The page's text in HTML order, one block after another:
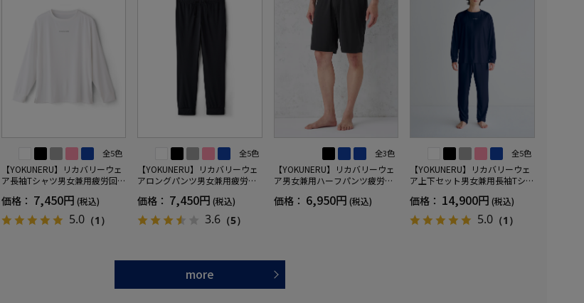
全5色
【YOKUNERU】リカバリーウェ
ア長袖Tシャツ男女兼用疲労回復
(R)【一般医療機器】SS～LLサイ
ズ
価格： 7,450円 (税込)
5.0（1）
全5色
【YOKUNERU】リカバリーウェ
アロングパンツ男女兼用疲労回
IX(R)【一般医療機器】SS～LLサ
イズ
価格： 7,450円 (税込)
3.6 （5）
全3色
【YOKUNERU】リカバリーウェ
ア男女兼用ハーフパンツ疲労回
IX(R)【一般医療機器】SS～LLサ
価格： 6,950円 (税込)
全5色
【YOKUNERU】リカバリーウェ
ア上下セット男女兼用長袖Tシャ
進遠赤外線快眠NANOMIX(R)【一
般医療機器】SS～LLサイズ
価格： 14,900円 (税込)
5.0 （1）
more